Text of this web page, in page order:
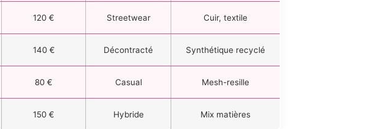
120 € Streetwear Cuir, textile
140 € Décontracté Synthétique recyclé
80 € Casual Mesh-resille
150 € Hybride Mix matières